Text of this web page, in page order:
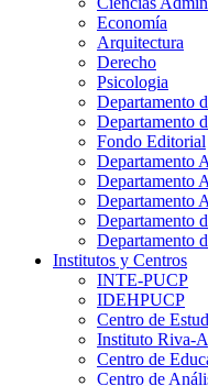
Economía
Arquitectura
Derecho
Psicologia
Departamento
Departamento
Fondo Editorial
Departamento
Departamento
Departamento
Departamento
Departamento
Institutos y Centros
INTE-PUCP
IDEHPUCP
Centro de
Instituto Riva-
Centro de
Centro de